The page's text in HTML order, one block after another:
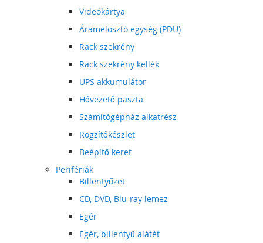
Videókártya
Áramelosztó egység (PDU)
Rack szekrény
Rack szekrény kellék
UPS akkumulátor
Hővezető paszta
Számítógépház alkatrész
Rögzítőkészlet
Beépítő keret
Perifériák
Billentyűzet
CD, DVD, Blu-ray lemez
Egér
Egér, billentyű alátét